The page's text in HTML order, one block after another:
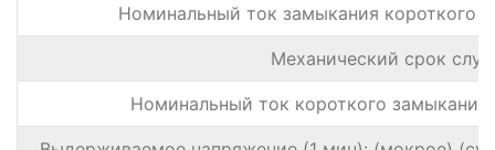
Номинальный ток замыкания короткого
Механический срок
Номинальный ток короткого